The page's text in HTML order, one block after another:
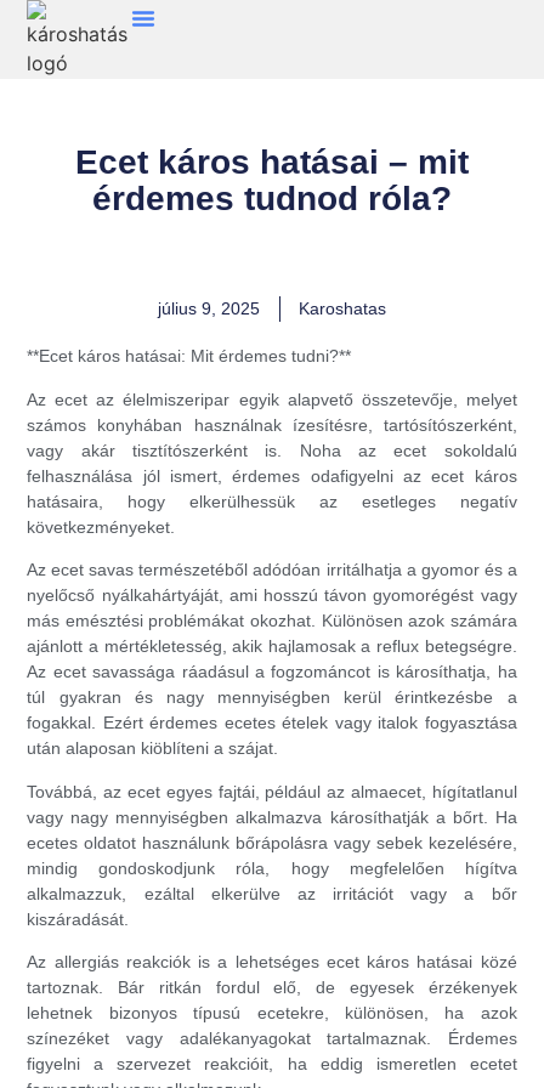
Ecet káros hatásai – mit
érdemes tudnod róla?
július 9, 2025 Karoshatas
**Ecet káros hatásai: Mit érdemes tudni?**
Az ecet az élelmiszeripar egyik alapvető összetevője, melyet
számos konyhában használnak ízesítésre, tartósítószerként,
vagy akár tisztítószerként is. Noha az ecet sokoldalú
felhasználása jól ismert, érdemes odafigyelni az ecet káros
hatásaira, hogy elkerülhessük az esetleges negatív
következményeket.
Az ecet savas természetéből adódóan irritálhatja a gyomor és a
nyelőcső nyálkahártyáját, ami hosszú távon gyomorégést vagy
más emésztési problémákat okozhat. Különösen azok számára
ajánlott a mértékletesség, akik hajlamosak a reflux betegségre.
Az ecet savassága ráadásul a fogzománcot is károsíthatja, ha
túl gyakran és nagy mennyiségben kerül érintkezésbe a
fogakkal. Ezért érdemes ecetes ételek vagy italok fogyasztása
után alaposan kiöblíteni a szájat.
Továbbá, az ecet egyes fajtái, például az almaecet, hígítatlanul
vagy nagy mennyiségben alkalmazva károsíthatják a bőrt. Ha
ecetes oldatot használunk bőrápolásra vagy sebek kezelésére,
mindig gondoskodjunk róla, hogy megfelelően hígítva
alkalmazzuk, ezáltal elkerülve az irritációt vagy a bőr
kiszáradását.
Az allergiás reakciók is a lehetséges ecet káros hatásai közé
tartoznak. Bár ritkán fordul elő, de egyesek érzékenyek
lehetnek bizonyos típusú ecetekre, különösen, ha azok
színezéket vagy adalékanyagokat tartalmaznak. Érdemes
figyelni a szervezet reakcióit, ha eddig ismeretlen ecetet